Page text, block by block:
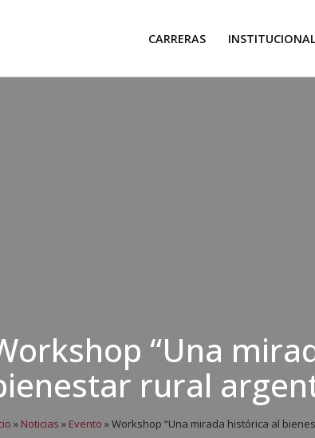
CARRERAS INSTITUCIONAL
“Una
rural
» Noticias » Evento »Workshop “Una mirada histórica al